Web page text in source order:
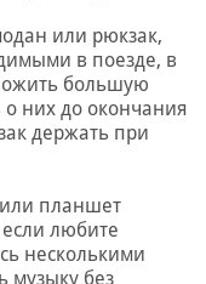
или рюкзак,
в поезде, в
большую
них до окончания
держать при
планшет
любите
несколькими
музыку без